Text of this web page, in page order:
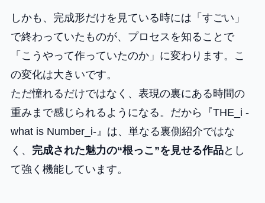
しかも、完成形だけを見ている時には「すごい」
で終わっていたものが、プロセスを知ることで
「こうやって作っていたのか」に変わります。こ
の変化は大きいです。
ただ憧れるだけではなく、表現の裏にある時間の
重みまで感じられるようになる。だから『THE_i -
what is Number_i-』は、単なる裏側紹介ではな
く、 完成された魅力の“根っこ”を見せる作品とし
て強く機能しています。